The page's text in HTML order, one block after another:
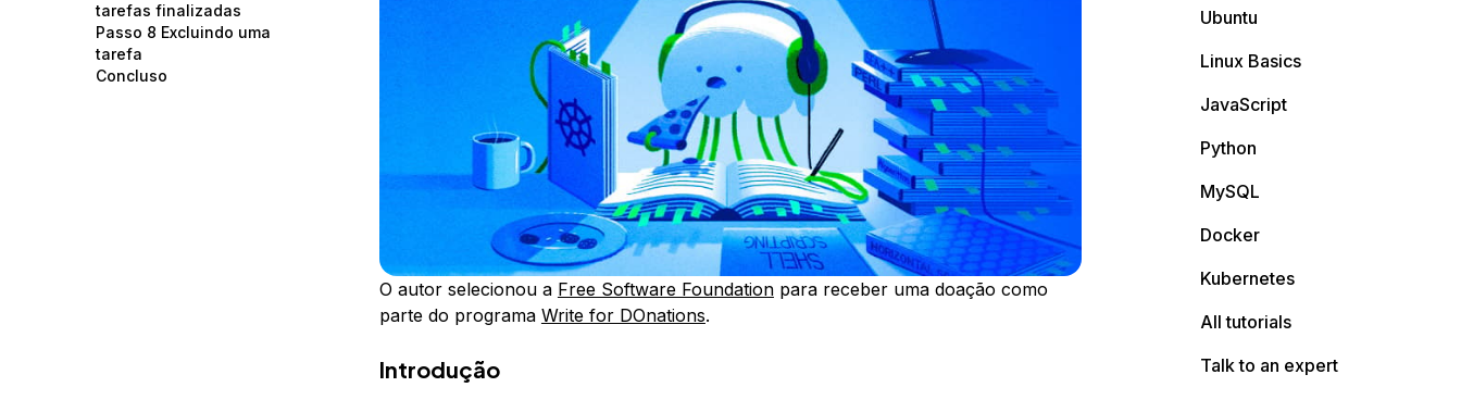
tarefas finalizadas
Passo 8 Excluindo uma
tarefa
Concluso
O autor selecionou a Free Software Foundationpara receber uma doação como
parte do programa Write for DOnations.
Introdução
Ubuntu
Linux Basics
JavaScript
Python
MySQL
Docker
Kubernetes
All tutorials
Talk to an expert